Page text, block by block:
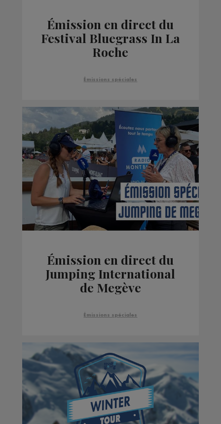
Émission en direct du
Festival Bluegrass In La
Roche
Émissions spéciales
Émission en direct du
Jumping International
de Megève
Émissions spéciales